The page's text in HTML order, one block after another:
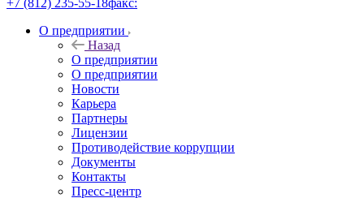
+7 (812) 235-55-18факс:
О предприятии
Назад
О предприятии
О предприятии
Новости
Карьера
Партнеры
Лицензии
Противодействие коррупции
Документы
Контакты
Пресс-центр